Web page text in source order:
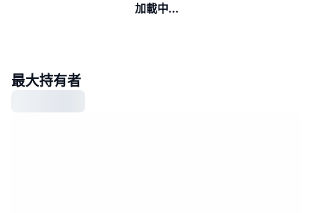
加載中...
最大持有者